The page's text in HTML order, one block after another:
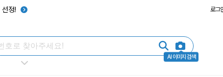
선정! 로그
AI 이미지 검색